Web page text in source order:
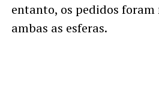
entanto, os pedidos foram
ambas as esferas.